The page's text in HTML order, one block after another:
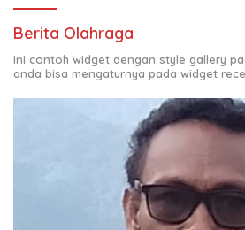
Berita Olahraga
Ini contoh widget dengan style gallery
anda bisa mengaturnya pada widget